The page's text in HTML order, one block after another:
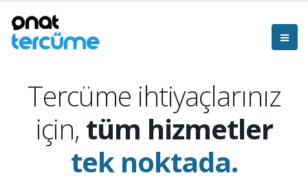
Tercüme ihtiyaçlarınız
için, tüm hizmetler
tek noktada.